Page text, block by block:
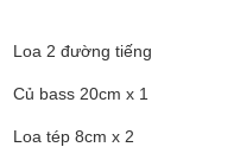
Loa 2 đường tiếng
Củ bass 20cm x 1
Loa tép 8cm x 2